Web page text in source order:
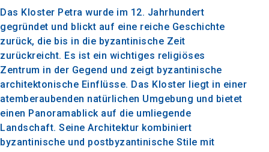
Das Kloster Petra wurde im 12. Jahrhundert
gegründet und blickt auf eine reiche Geschichte
zurück, die bis in die byzantinische Zeit
zurückreicht. Es ist ein wichtiges religiöses
Zentrum in der Gegend und zeigt byzantinische
architektonische Einflüsse. Das Kloster liegt in einer
atemberaubenden natürlichen Umgebung und bietet
einen Panoramablick auf die umliegende
Landschaft. Seine Architektur kombiniert
byzantinische und postbyzantinische Stile mit